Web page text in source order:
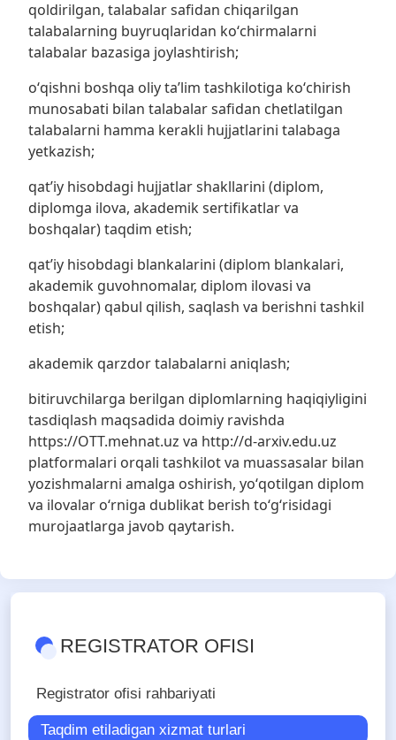
qoldirilgan, talabalar safidan chiqarilgan
talabalarning buyruqlaridan koʻchirmalarni
talabalar bazasiga joylashtirish;
oʻqishni boshqa oliy taʼlim tashkilotiga koʻchirish
munosabati bilan talabalar safidan chetlatilgan
talabalarni hamma kerakli hujjatlarini talabaga
yetkazish;
qatʼiy hisobdagi hujjatlar shakllarini (diplom,
diplomga ilova, akademik sertifikatlar va
boshqalar) taqdim etish;
qatʼiy hisobdagi blankalarini (diplom blankalari,
akademik guvohnomalar, diplom ilovasi va
boshqalar) qabul qilish, saqlash va berishni tashkil
etish;
akademik qarzdor talabalarni aniqlash;
bitiruvchilarga berilgan diplomlarning haqiqiyligini
tasdiqlash maqsadida doimiy ravishda
https://OTT.mehnat.uz va http://d-arxiv.edu.uz
platformalari orqali tashkilot va muassasalar bilan
yozishmalarni amalga oshirish, yoʻqotilgan diplom
va ilovalar oʻrniga dublikat berish toʻgʻrisidagi
murojaatlarga javob qaytarish.
REGISTRATOR OFISI
Registrator ofisi rahbariyati
Taqdim etiladigan xizmat turlari